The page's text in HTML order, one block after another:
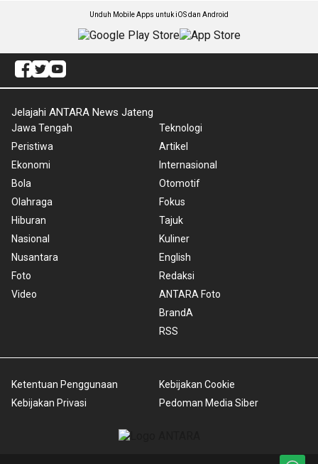
Unduh Mobile Apps untuk iOS dan Android
Jelajahi ANTARA News Jateng
Jawa Tengah
Peristiwa
Ekonomi
Bola
Olahraga
Hiburan
Nasional
Nusantara
Foto
Video
Teknologi
Artikel
Internasional
Otomotif
Fokus
Tajuk
Kuliner
English
Redaksi
ANTARA Foto
BrandA
RSS
Ketentuan Penggunaan
Kebijakan Privasi
Kebijakan Cookie
Pedoman Media Siber